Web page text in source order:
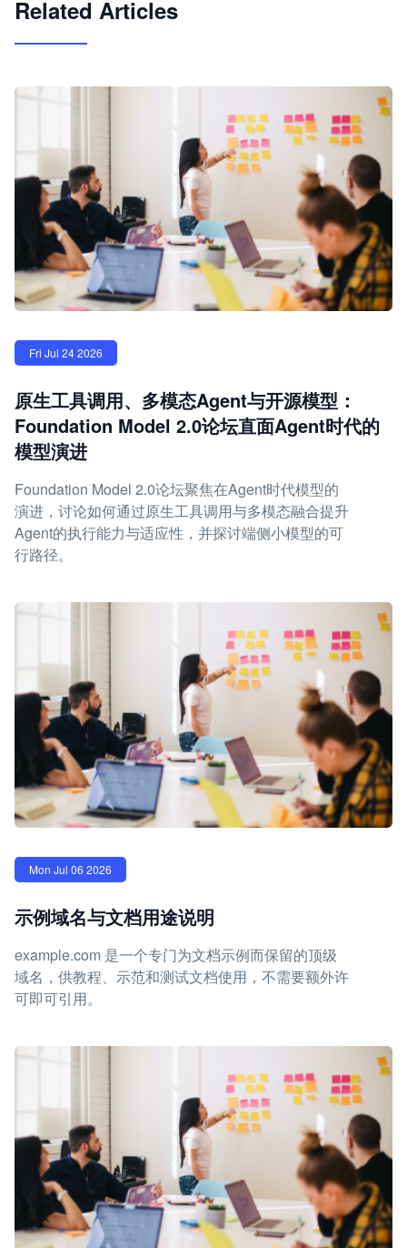
Related Articles
Fri Jul 24 2026
原生工具调用、多模态Agent与开源模型：
Foundation Model 2.0论坛直面Agent时代的
模型演进
Foundation Model 2.0论坛聚焦在Agent时代模型的
演进，讨论如何通过原生工具调用与多模态融合提升
Agent的执行能力与适应性，并探讨端侧小模型的可
行路径。
Mon Jul 06 2026
示例域名与文档用途说明
example.com 是一个专门为文档示例而保留的顶级
域名，供教程、示范和测试文档使用，不需要额外许
可即可引用。